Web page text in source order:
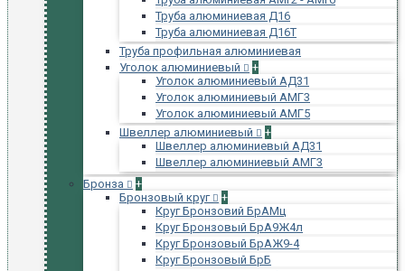
Труба алюминиевая Д16
Труба алюминиевая Д16Т
Труба профильная алюминиевая
Уголок алюминиевый
+
Уголок алюминиевый АД31
Уголок алюминиевый АМГ3
Уголок алюминиевый АМГ5
Швеллер алюминиевый
+
Швеллер алюминиевый АД31
Швеллер алюминиевый АМГ3
Бронза
+
Бронзовый круг
+
Круг Бронзовий БрАМц
Круг Бронзовый БрА9Ж4л
Круг Бронзовый БрАЖ9-4
Круг Бронзовый БрБ